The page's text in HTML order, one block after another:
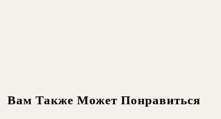
Вам Также Может Понравиться